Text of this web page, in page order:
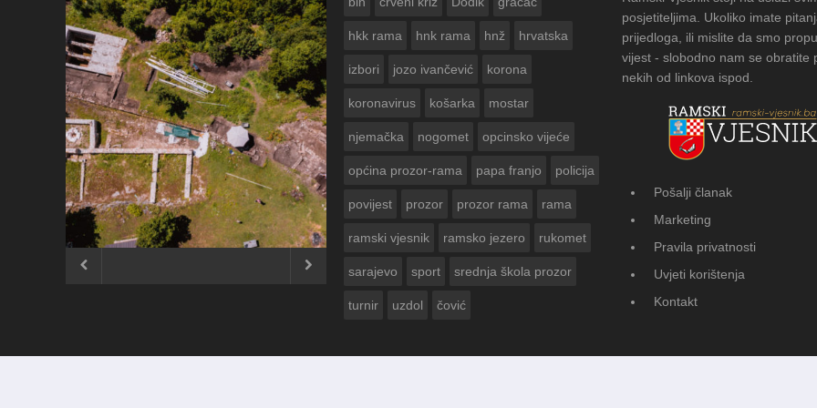
ČESTITKA RAMSKOG VJESNIKA ZA
USKRS 2023. GODINE
FOTOGALERIJA: Čuvanje
Vasti
 
hkk rama hnk rama hnž hrvatska
izbori jozo ivančević korona
koronavirus košarka mostar
njemačka nogomet opcinsko vijeće
općina prozor-rama papa franjo policija
povijest prozor prozor rama rama
ramski vjesnik ramsko jezero rukomet
sarajevo sport srednja škola prozor
turnir uzdol čović
posjetiteljima. Ukoliko imate
prijedloga, ili mislite da smo
vijest - slobodno nam se obratite
nekih od linkova ispod.
Pošalji članak
Marketing
Pravila privatnosti
Uvjeti korištenja
Kontakt